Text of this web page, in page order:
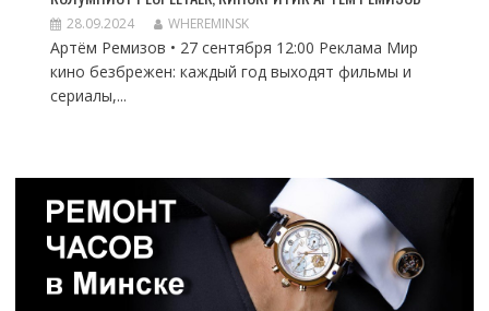
28.09.2024 WHEREMINSK
Артём Ремизов • 27 сентября 12:00 Реклама Мир
кино безбрежен: каждый год выходят фильмы и
сериалы,...